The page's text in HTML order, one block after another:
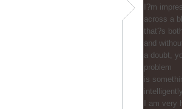
I?m
across a
that?s
and
a doubt,
problem
is
I am